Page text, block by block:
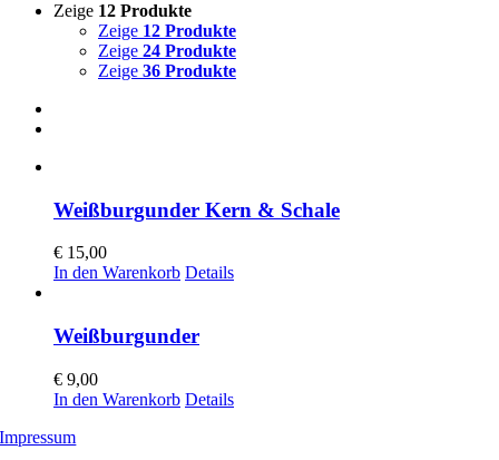
Zeige 12 Produkte
Zeige 12 Produkte
Zeige 24 Produkte
Zeige 36 Produkte
Weißburgunder Kern & Schale
€ 15,00
In den Warenkorb Details
Weißburgunder
€ 9,00
In den Warenkorb Details
Impressum